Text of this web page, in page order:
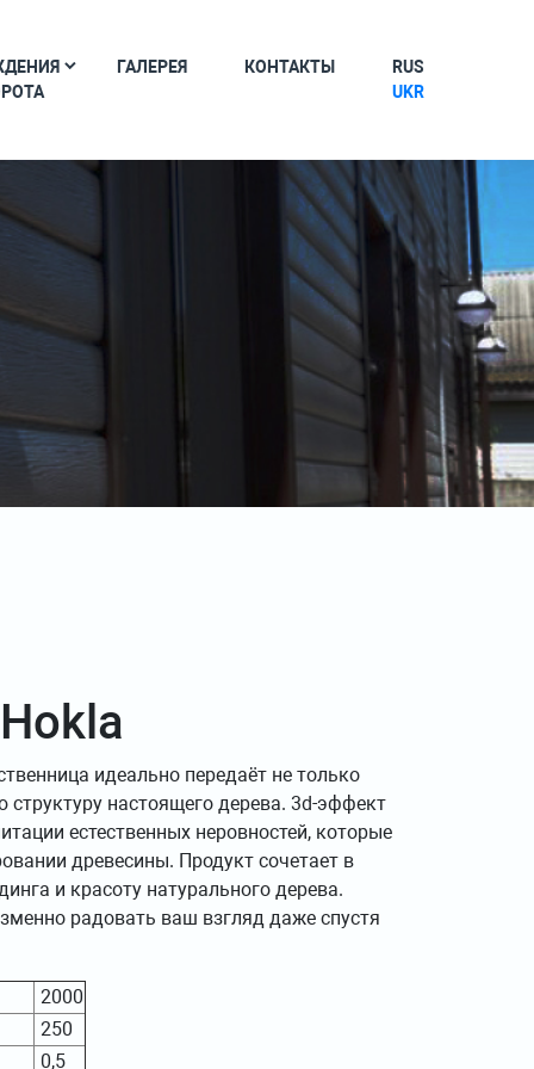
ГАЛЕРЕЯ КОНТАКТЫ
RUS
UKR
идеально передаёт не только
структуру настоящего дерева. 3d-эффект
естественных неровностей, которые
древесины. Продукт сочетает в
и красоту натурального дерева.
радовать ваш взгляд даже спустя
2000
250
0,5